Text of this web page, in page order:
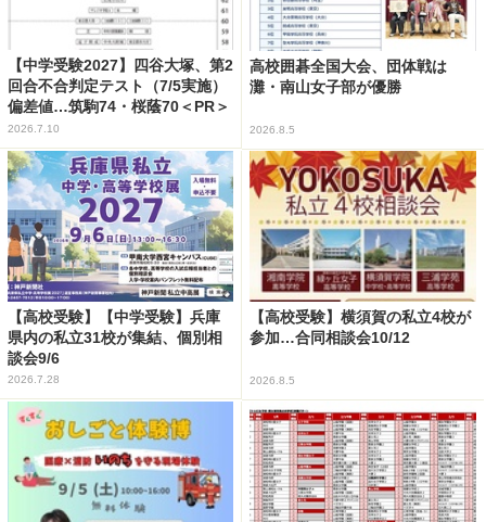
【中学受験2027】四谷大塚、第2
回合不合判定テスト（7/5実施）
偏差値…筑駒74・桜蔭70＜PR＞
2026.7.10
高校囲碁全国大会、団体戦は
灘・南山女子部が優勝
2026.8.5
【高校受験】【中学受験】兵庫
県内の私立31校が集結、個別相
談会9/6
2026.7.28
【高校受験】横須賀の私立4校が
参加…合同相談会10/12
2026.8.5